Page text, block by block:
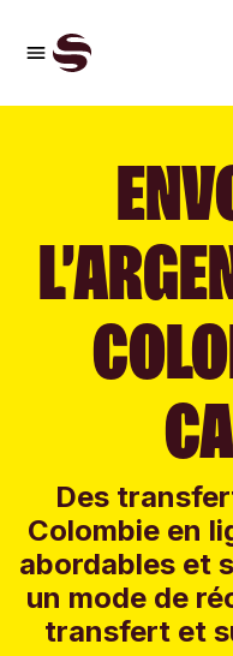
Des
Colombie en
abordables et
un mode de
transfert et